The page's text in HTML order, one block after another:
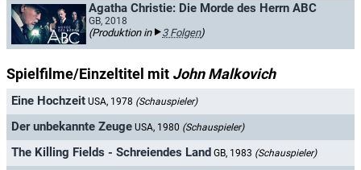
Agatha Christie: Die Morde des Herrn ABC
GB, 2018
(Produktion in 3 Folgen)
Spielfilme/Einzeltitel mit John Malkovich
Eine Hochzeit USA, 1978 (Schauspieler)
Der unbekannte Zeuge USA, 1980 (Schauspieler)
The Killing Fields - Schreiendes Land GB, 1983 (Schauspieler)